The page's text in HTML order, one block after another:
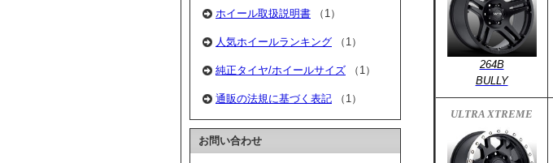
264B
BULLY
ULTRA XTREME
ホイール取扱説明書 （1）
人気ホイールランキング （1）
純正タイヤ/ホイールサイズ （1）
通販の法規に基づく表記 （1）
お問い合わせ